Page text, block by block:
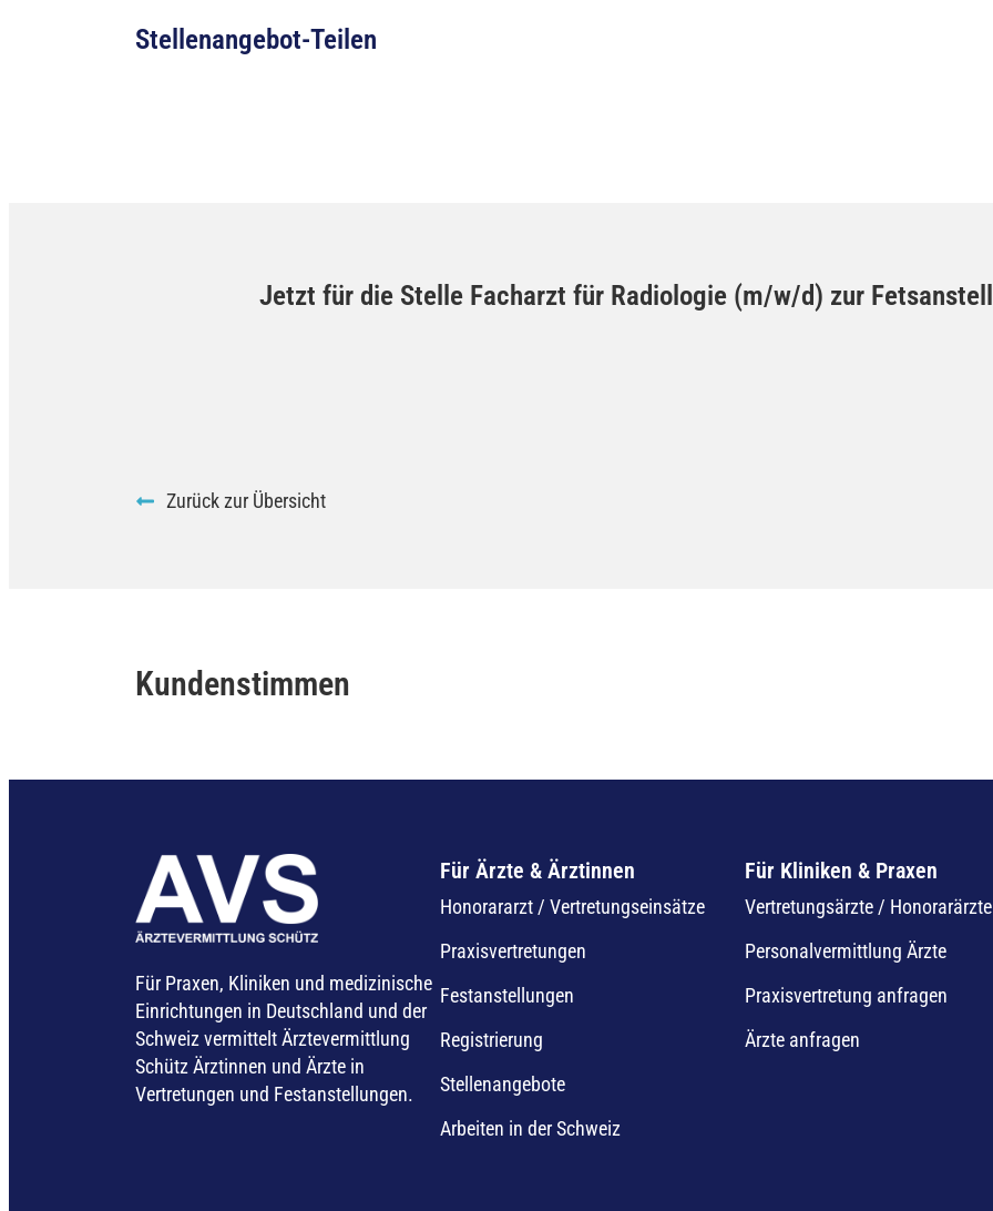
Stellenangebot-Teilen
Jetzt für die Stelle Facharzt für Radiologie (m/w/d) zur
Zurück zur Übersicht
Kundenstimmen
Für Praxen, Kliniken und medizinische
Einrichtungen in Deutschland und der
Schweiz vermittelt Ärztevermittlung
Schütz Ärztinnen und Ärzte in
Vertretungen und Festanstellungen.
Für Ärzte & Ärztinnen
Honorararzt / Vertretungseinsätze
Praxisvertretungen
Festanstellungen
Registrierung
Stellenangebote
Arbeiten in der Schweiz
Für Kliniken & Praxen
Vertretungsärzte / Honorarärzte
Personalvermittlung Ärzte
Praxisvertretung anfragen
Ärzte anfragen